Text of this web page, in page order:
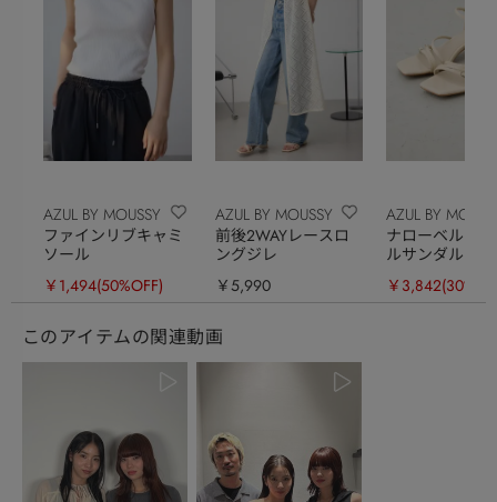
AZUL BY MOUSSY
ファインリブキャミ
ソール
￥1,494(50%OFF)
AZUL BY MOUSSY
前後2WAYレースロ
ングジレ
￥5,990
AZUL BY
ナローベルト
ルサンダル
￥3,842
このアイテムの関連動画